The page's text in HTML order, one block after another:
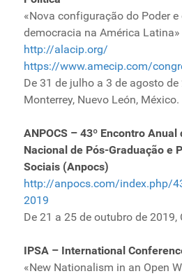
Ministério de Minas e Energia
Ministério da Ciência, Tecnologia,
Comunicações
Ministério do Meio Ambiente
Ministério do Turismo
Ministério do Desenvolvimento
Controladoria-Geral da União
Ministério da Mulher, da Família e
Secretaria-Geral
Secretaria de Governo
Gabinete de Segurança
Banco Central do Brasil
Planalto
«Nova configuração do Poder
democracia na América Latina»
http://alacip.org/
https://www.amecip.com/
De 31 de julho a 3 de agosto
Monterrey, Nuevo León, México.
ANPOCS – 43º Encontro
Nacional de Pós-Graduação e
Sociais (Anpocs)
http://anpocs.com/index.php/
2019
De 21 a 25 de outubro de 2019,
IPSA – International
«New Nationalism in an Open